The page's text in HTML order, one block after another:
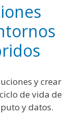
y crear
de vida de
y datos.